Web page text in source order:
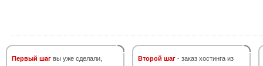
Первый шаг вы уже сделали,
Второй шаг - заказ хостинга из